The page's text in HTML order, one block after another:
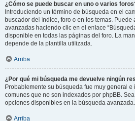
¿Cómo se puede buscar en uno o varios
Introduciendo un término de búsqueda en el
buscador del índice, foro o en los temas. Puede
avanzadas haciendo clic en el enlace
disponible en todas las páginas del foro. La
depende de la plantilla utilizada.
Arriba
¿Por qué mi búsqueda me devuelve ningún
Probablemente su búsqueda fue muy general
comunes que no son indexados por phpBB.
opciones disponibles en la búsqueda avanzada.
Arriba